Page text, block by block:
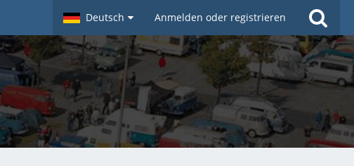
Deutsch Anmelden oder registrieren